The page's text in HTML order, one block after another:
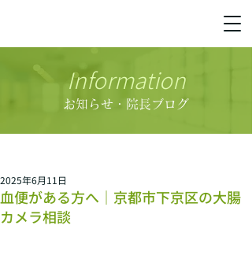
Information
お知らせ・院長ブログ
血便がある方へ｜京都市下京区の大腸
カメラ相談
2025年6月11日